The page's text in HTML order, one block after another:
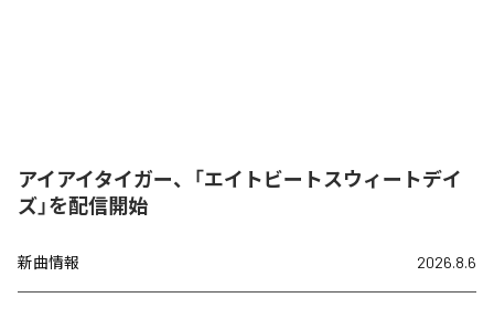
アイアイタイガー、「エイトビートスウィートデイ
ズ」を配信開始
新曲情報 2026.8.6